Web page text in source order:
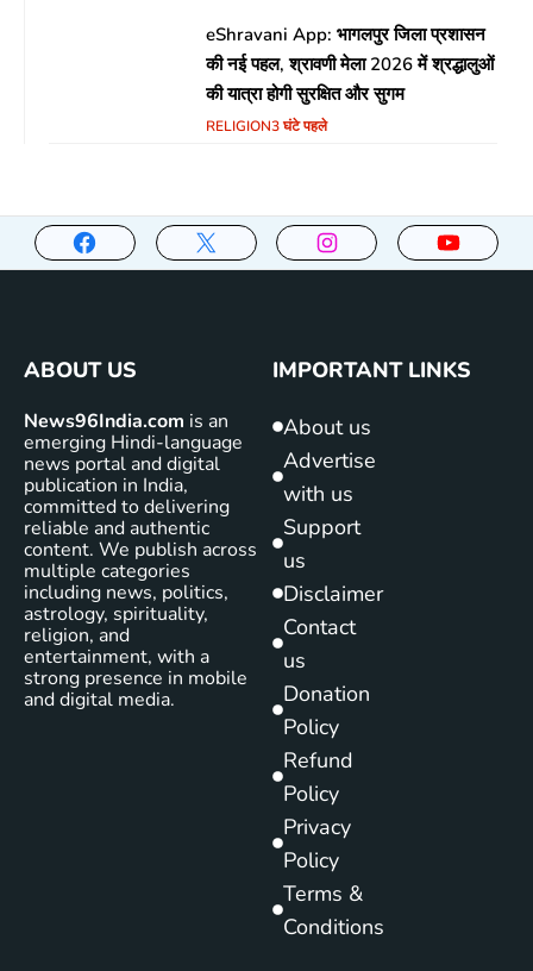
eShravani App: भागलपुर जिला प्रशासन
की नई पहल, श्रावणी मेला 2026 में श्रद्धालुओं
की यात्रा होगी सुरक्षित और सुगम
RELIGION3 घंटे पहले
ABOUT US
News96India.com is an
emerging Hindi-language
news portal and digital
publication in India,
committed to delivering
reliable and authentic
content. We publish across
multiple categories
including news, politics,
astrology, spirituality,
religion, and
entertainment, with a
strong presence in mobile
and digital media.
IMPORTANT LINKS
About us
Advertise
with us
Support
us
Disclaimer
Contact
us
Donation
Policy
Refund
Policy
Privacy
Policy
Terms &
Conditions